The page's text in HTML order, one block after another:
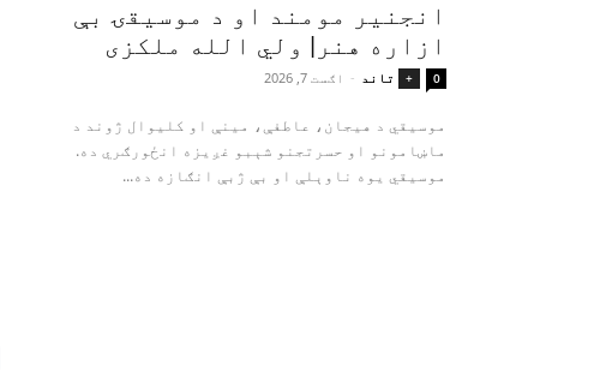
انجنیر مومند او د موسیقۍ بې‌
ازاره هنر| ولي الله ملکزی
+ تاند - اګست 7, 2026 0
موسیقي د هیجان، عاطفې، مینې او کلیوال ژوند د
ماښامونو او حسرتجنو شېبو غږیزه انځورګري ده.
موسیقي یوه ناوېلې او بې‌ ژبې انګازه ده...